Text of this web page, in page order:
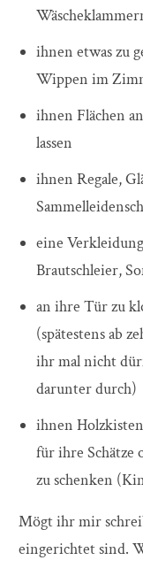
ihnen etwas zu
Wippen im
ihnen Flächen
lassen
ihnen Regale,
eine
Brautschleier,
an ihre Tür zu
(spätestens ab
ihr mal nicht
darunter durch)
ihnen
für ihre Schätze
zu schenken
Mögt ihr mir
eingerichtet sind.